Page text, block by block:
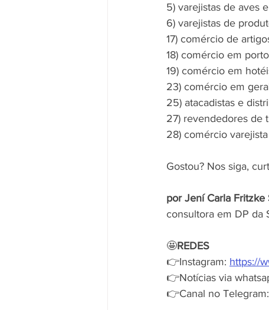
5) varejistas de aves
6) varejistas de
17) comércio de
18) comércio em
19) comércio em
23) comércio em
25) atacadistas e
27) revendedores de
28) comércio
Gostou? Nos siga,
por Jení Carla Fritzke
consultora em DP da
🤩REDES
👉Instagram: https://
👉Notícias via
👉Canal no